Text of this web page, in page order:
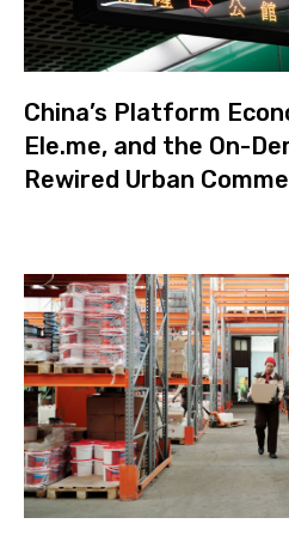
China’s Platform
Ele.me, and the On-
Rewired Urban